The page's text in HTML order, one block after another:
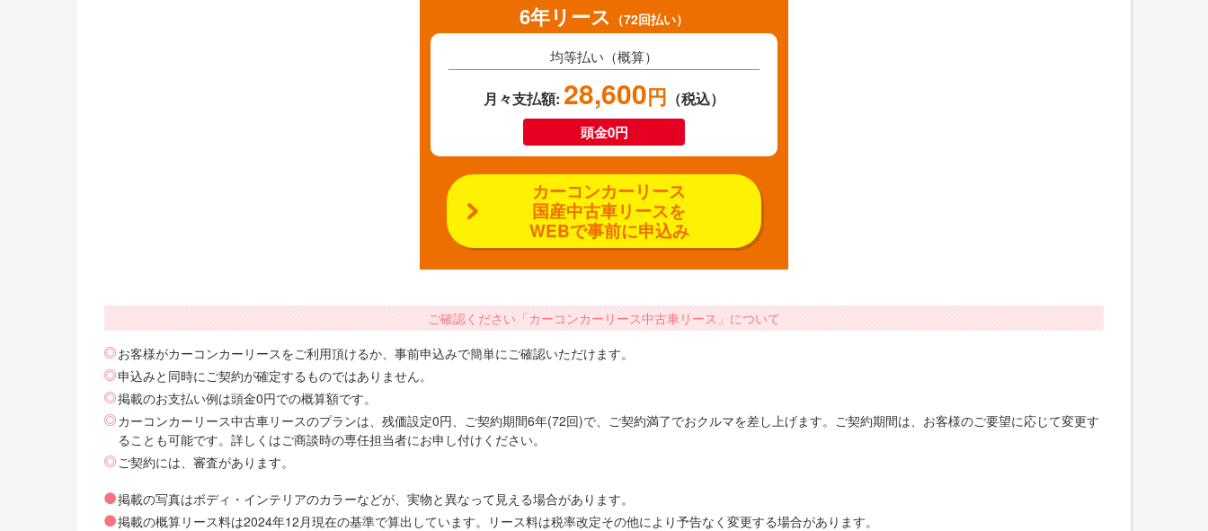
6年リース （72回払い）
均等払い（概算）
月々支払額: 28,600円 （税込）
頭金0円
カーコンカーリース
国産中古車リースを
WEBで事前に申込み
ご確認ください「カーコンカーリース中古車リース」について
お客様がカーコンカーリースをご利用頂けるか、事前申込みで簡単にご確認いただけます。
申込みと同時にご契約が確定するものではありません。
掲載のお支払い例は頭金0円での概算額です。
カーコンカーリース中古車リースのプランは、残価設定0円、ご契約期間6年(72回)で、ご契約満了でおクルマを差し上げます。ご契約期間は、お客様のご要望に応じて変更す
ることも可能です。詳しくはご商談時の専任担当者にお申し付けください。
ご契約には、審査があります。
掲載の写真はボディ・インテリアのカラーなどが、実物と異なって見える場合があります。
掲載の概算リース料は2024年12月現在の基準で算出しています。リース料は税率改定その他により予告なく変更する場合があります。